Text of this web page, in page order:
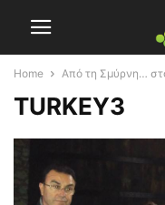
Home Από τη Σμύρνη…
TURKEY3